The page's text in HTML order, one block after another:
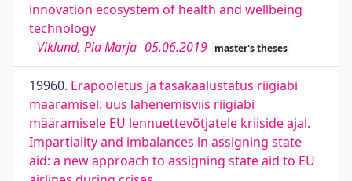
innovation ecosystem of health and wellbeing
technology
Viklund, Pia Marja 05.06.2019 master's theses
19960. Erapooletus ja tasakaalustatus riigiabi
määramisel: uus lähenemisviis riigiabi
määramisele EU lennuettevõtjatele kriiside ajal.
Impartiality and imbalances in assigning state
aid: a new approach to assigning state aid to EU